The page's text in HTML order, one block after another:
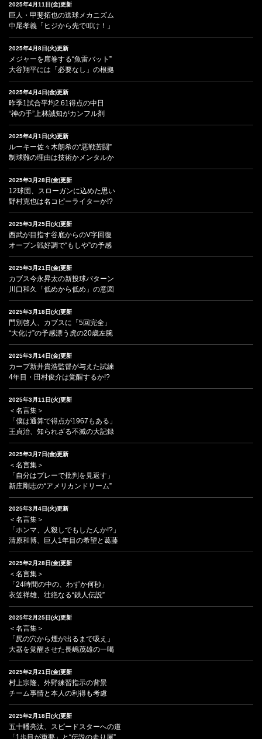
2025年4月11日(金)更新
巨人・甲斐拓也の送球メカニズム
中尾孝義「ヒジから先で叩け！」
2025年4月8日(火)更新
メジャーを席巻する“魚雷バット”
大谷翔平には「必要なし」の根拠
2025年4月4日(金)更新
昨季1試合平均2.61得点の中日
“神の手”上林誠知がカンフル剤
2025年4月1日(火)更新
ルーキー佐々木朗希の“悪戦苦闘”
制球難の理由は技術かメンタルか
2025年3月28日(金)更新
12球団、スローガンに込めた思い
野村克也は名コピーライターか!?
2025年3月25日(火)更新
西武が目指す谷底からのV字回復
オープン戦好調で“もしや”の予感
2025年3月21日(金)更新
カブス今永昇太の新投球パターン
川口和久「低めから低め」の意図
2025年3月18日(火)更新
門別啓人、カブスに「5回完全」
“大化け”の予感漂う虎の20歳左腕
2025年3月14日(金)更新
カープ新井貴浩監督が与えた試練
4年目・田村俊介は覚醒するか!?
2025年3月11日(火)更新
＜名言集＞
「僕は通算で得点が1967もある」
王貞治、知られざる不滅の大記録
2025年3月7日(金)更新
＜名言集＞
「自分はプレーで批判を見返す」
新庄剛志の“アメリカンドリーム”
2025年3月4日(火)更新
＜名言集＞
「ホンマ、人殺しでもしたんか!?」
清原和博、巨人1年目の希望と葛藤
2025年2月28日(金)更新
＜名言集＞
「24時間の中の、わずか何秒」
衣笠祥雄、壮絶なる“鉄人伝説”
2025年2月25日(火)更新
＜名言集＞
「尻の穴から煙が出るまで吸え」
大器を覚醒させた長嶋茂雄の一喝
2025年2月21日(金)更新
村上宗隆、外野練習指示の背景
チーム事情と本人の利得も考慮
2025年2月18日(火)更新
五十幡亮汰、スピードスターへの道
「1歩目が重要」と“伝説の走り屋”